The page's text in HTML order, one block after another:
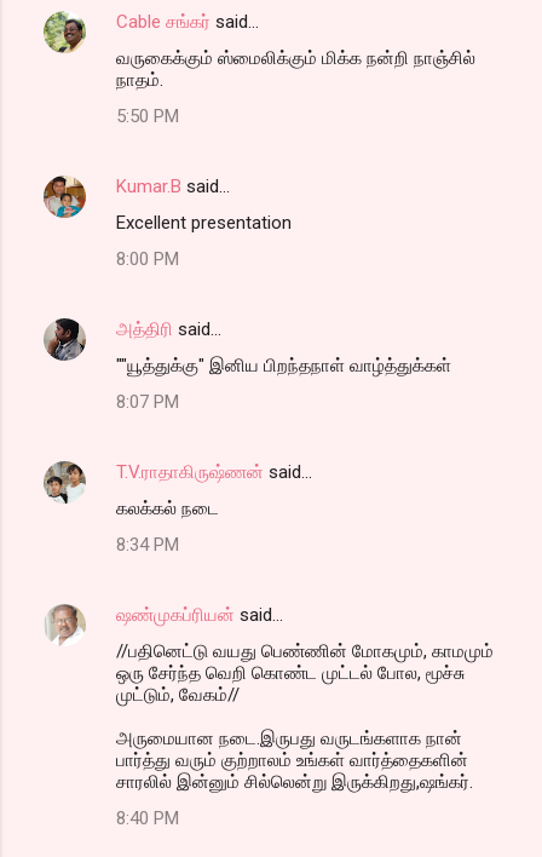
Cable சங்கர் said…
வருகைக்கும் ஸ்மைலிக்கும் மிக்க நன்றி நாஞ்சில்
நாதம்.
5:50 PM
Kumar.B said…
Excellent presentation
8:00 PM
அத்திரி said…
""யூத்துக்கு" இனிய பிறந்தநாள் வாழ்த்துக்கள்
8:07 PM
T.V.ராதாகிருஷ்ணன் said…
கலக்கல் நடை
8:34 PM
ஷண்முகப்ரியன் said…
//பதினெட்டு வயது பெண்ணின் மோகமும், காமமும்
ஒரு சேர்ந்த வெறி கொண்ட முட்டல் போல, மூச்சு
முட்டும், வேகம்//
அருமையான நடை.இருபது வருடங்களாக நான்
பார்த்து வரும் குற்றாலம் உங்கள் வார்த்தைகளின்
சாரலில் இன்னும் சில்லென்று இருக்கிறது,ஷங்கர்.
8:40 PM